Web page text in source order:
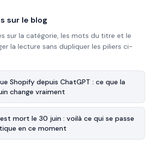
sur le blog
sur la catégorie, les mots du titre et le
la lecture sans dupliquer les piliers ci-
Shopify depuis ChatGPT : ce que la
change vraiment
mort le 30 juin : voilà ce qui se passe
en ce moment